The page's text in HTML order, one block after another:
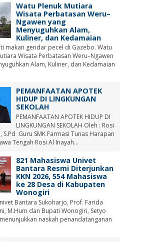
Watu Plenuk Mutiara
Wisata Perbatasan Weru–
Ngawen yang
Menyuguhkan Alam,
Kuliner, dan Kedamaian
makan gendar pecel di Gazebo. Watu
Wisata Perbatasan Weru–Ngawen
Alam, Kuliner, dan Kedamaian
PEMANFAATAN APOTEK
HIDUP DI LINGKUNGAN
SEKOLAH
PEMANFAATAN APOTEK HIDUP DI
LINGKUNGAN SEKOLAH Oleh : Rosi
S.Pd Guru SMK Farmasi Tunas Harapan
Tengah Rosi Al Inayah...
821 Mahasiswa Univet
Bantara Resmi Diterjunkan
KKN 2026, 554 Mahasiswa
ke 28 Desa di Kabupaten
Wonogiri
Bantara Sukoharjo, Prof. Farida
M.Hum dan Bupati Wonogiri, Setyo
naskah penandatanganan